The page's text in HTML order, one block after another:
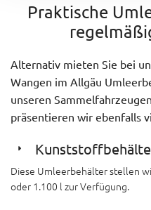
Praktische
Alternativ mieten Sie bei
Wangen im Allgäu
unseren
präsentieren wir ebenfalls
Diese Umleerbehälter stellen
oder 1.100 l zur Verfügung.